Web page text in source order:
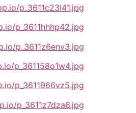
p_3611c23l41.jpg
p_3611hhhp42.jpg
p_3611z6env3.jpg
p_361158o1w4.jpg
p_3611966vz5.jpg
p_3611z7dza6.jpg